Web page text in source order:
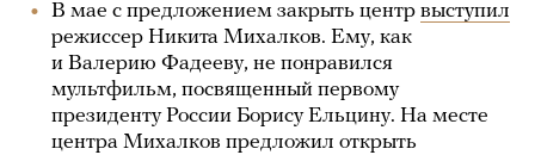
В мае с предложением закрыть центр выступил
режиссер Никита Михалков. Ему, как
и Валерию Фадееву, не понравился
мультфильм, посвященный первому
президенту России Борису Ельцину. На месте
центра Михалков предложил открыть